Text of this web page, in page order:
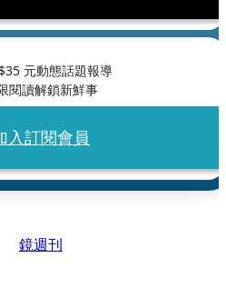
35 元動態話題報導
閱讀解鎖新鮮事
入訂閱會員
鏡週刊